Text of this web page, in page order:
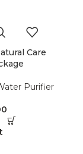
Care
Purifier